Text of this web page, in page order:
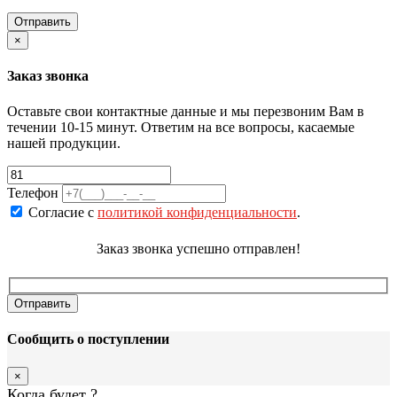
×
Заказ звонка
Оставьте свои контактные данные и мы перезвоним Вам в
течении 10-15 минут. Ответим на все вопросы, касаемые
нашей продукции.
Телефон
Согласие с политикой конфиденциальности.
Заказ звонка успешно отправлен!
Сообщить о поступлении
×